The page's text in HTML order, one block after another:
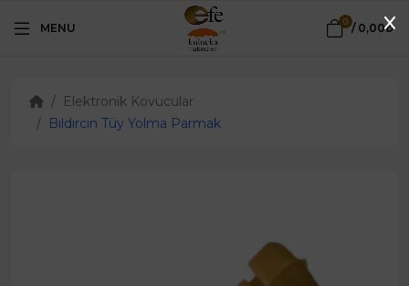
MENU 0 / 0,00₺
Elektronik Kovucular
Bıldırcın Tüy Yolma Parmak